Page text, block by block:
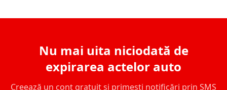
Nu mai uita niciodată de
expirarea actelor auto
Creează un cont gratuit și primești notificări prin SMS